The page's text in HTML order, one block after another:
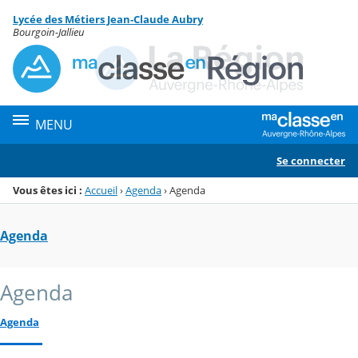
Menu de la rubrique
Contenu
Lycée des Métiers Jean-Claude Aubry
Bourgoin-Jallieu
MENU
Se connecter
Vous êtes ici : Accueil›Agenda›Agenda
Agenda
Agenda
Agenda